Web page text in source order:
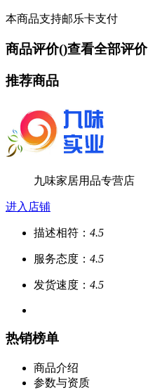
本商品支持邮乐卡支付
商品评价()查看全部评价
推荐商品
九味家居用品专营店
进入店铺
描述相符： 4.5
服务态度： 4.5
发货速度： 4.5
热销榜单
商品介绍
参数与资质